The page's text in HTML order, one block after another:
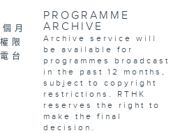
月
限
台
PROGRAMME
ARCHIVE
Archive service will
be available for
programmes broadcast
in the past 12 months,
subject to copyright
restrictions. RTHK
reserves the right to
make the final
decision.